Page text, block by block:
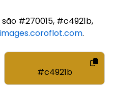
#270015, #c4921b,
.
#c4921b